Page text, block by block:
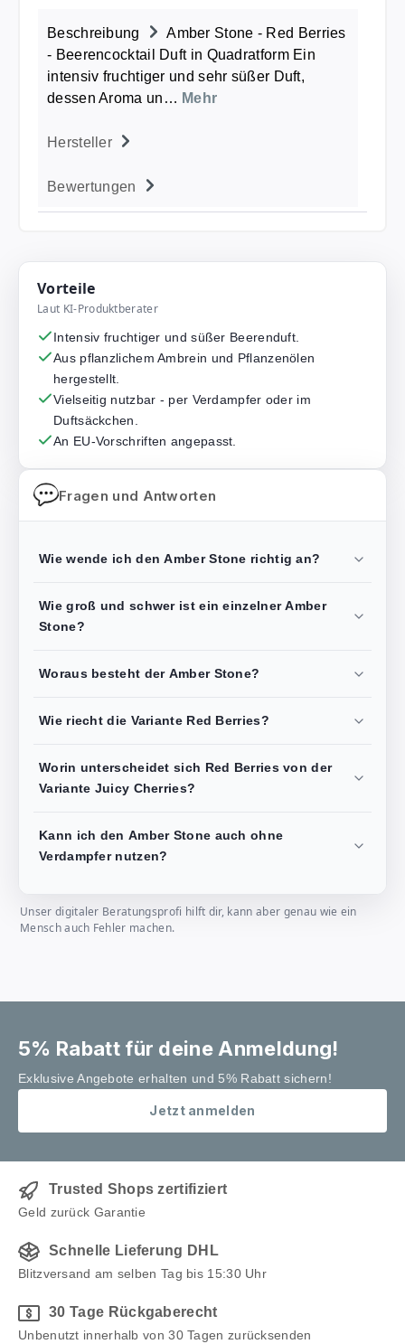
Beschreibung
Amber Stone - Red Berries
- Beerencocktail Duft in Quadratform Ein
intensiv fruchtiger und sehr süßer Duft,
dessen Aroma un… Mehr
Hersteller
Bewertungen
Vorteile
Laut KI-Produktberater
Intensiv fruchtiger und süßer Beerenduft.
Aus pflanzlichem Ambrein und Pflanzenölen
hergestellt.
Vielseitig nutzbar - per Verdampfer oder im
Duftsäckchen.
An EU-Vorschriften angepasst.
Fragen und Antworten
Wie wende ich den Amber Stone richtig an?
Wie groß und schwer ist ein einzelner Amber
Stone?
Woraus besteht der Amber Stone?
Wie riecht die Variante Red Berries?
Worin unterscheidet sich Red Berries von der
Variante Juicy Cherries?
Kann ich den Amber Stone auch ohne
Verdampfer nutzen?
Unser digitaler Beratungsprofi hilft dir, kann aber genau wie ein
Mensch auch Fehler machen.
5% Rabatt für deine Anmeldung!
Exklusive Angebote erhalten und 5% Rabatt sichern!
Jetzt anmelden
Trusted Shops zertifiziert
Geld zurück Garantie
Schnelle Lieferung DHL
Blitzversand am selben Tag bis 15:30 Uhr
30 Tage Rückgaberecht
Unbenutzt innerhalb von 30 Tagen zurücksenden